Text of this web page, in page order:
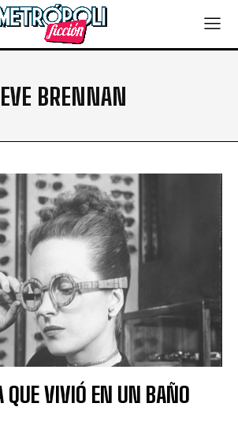
BRENNAN
QUE VIVIÓ EN UN BAÑO